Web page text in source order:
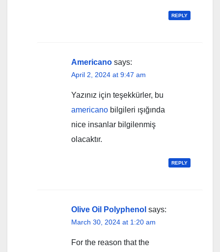
REPLY
Americano says:
April 2, 2024 at 9:47 am
Yazınız için teşekkürler, bu
americano bilgileri ışığında
nice insanlar bilgilenmiş
olacaktır.
REPLY
Olive Oil Polyphenol says:
March 30, 2024 at 1:20 am
For the reason that the